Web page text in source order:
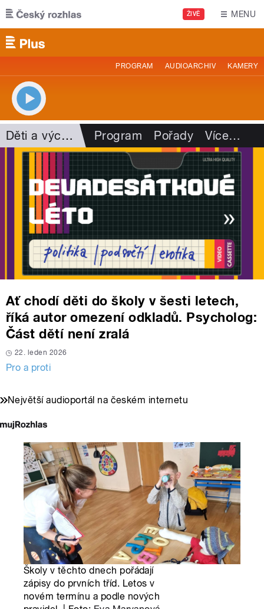
Přejít k hlavnímu obsahu
ŽIVĚ MENU
PROGRAM AUDIOARCHIV KAMERY
Děti a výchova Program Pořady Více…
Ať chodí děti do školy v šesti letech,
říká autor omezení odkladů. Psycholog:
Část dětí není zralá
22. leden 2026
Pro a proti
Největší audioportál na českém internetu
Školy v těchto dnech pořádají
zápisy do prvních tříd. Letos v
novém termínu a podle nových